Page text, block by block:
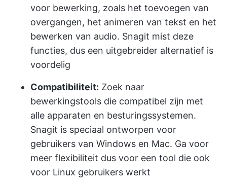
voor bewerking, zoals het toevoegen van
overgangen, het animeren van tekst en het
bewerken van audio. Snagit mist deze
functies, dus een uitgebreider alternatief is
voordelig
Compatibiliteit: Zoek naar
bewerkingstools die compatibel zijn met
alle apparaten en besturingssystemen.
Snagit is speciaal ontworpen voor
gebruikers van Windows en Mac. Ga voor
meer flexibiliteit dus voor een tool die ook
voor Linux gebruikers werkt